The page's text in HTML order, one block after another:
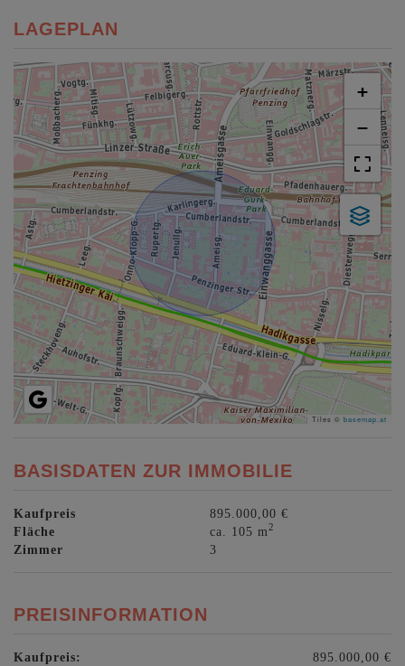
LAGEPLAN
+
−
Tiles © basemap.at
BASISDATEN ZUR IMMOBILIE
Kaufpreis
895.000,00 €
Fläche
ca. 105 m2
Zimmer 3
PREISINFORMATION
Kaufpreis:
895.000,00 €